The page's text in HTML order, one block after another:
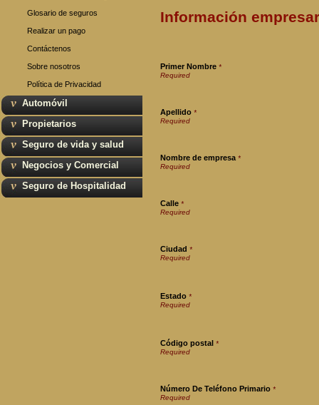
Glosario de seguros
Realizar un pago
Contáctenos
Sobre nosotros
Política de Privacidad
Automóvil
Propietarios
Seguro de vida y salud
Negocios y Comercial
Seguro de Hospitalidad
Información
Primer Nombre *
Apellido *
Nombre de empresa *
Calle *
Ciudad *
Estado *
Código postal *
Número De Teléfono Primario *